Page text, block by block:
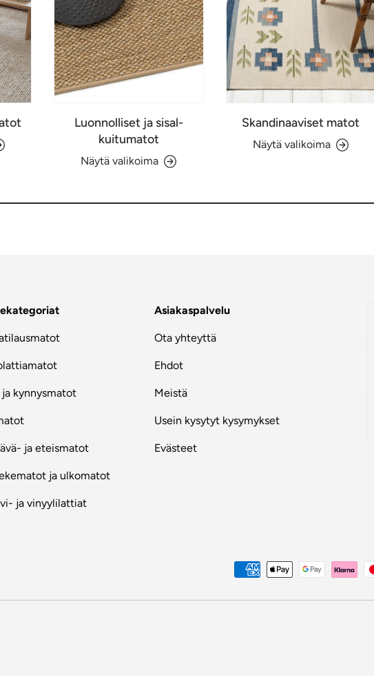
Luonnolliset ja sisal-
kuitumatot
Näytä valikoima
Skandinaaviset matot
Näytä valikoima
kynnysmatot
ja eteismatot
ja ulkomatot
ja vinyylilattiat
Asiakaspalvelu
Ota yhteyttä
Ehdot
Meistä
Usein kysytyt kysymykset
Evästeet